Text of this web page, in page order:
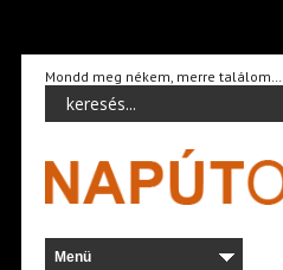
Mondd meg nékem, merre találom…